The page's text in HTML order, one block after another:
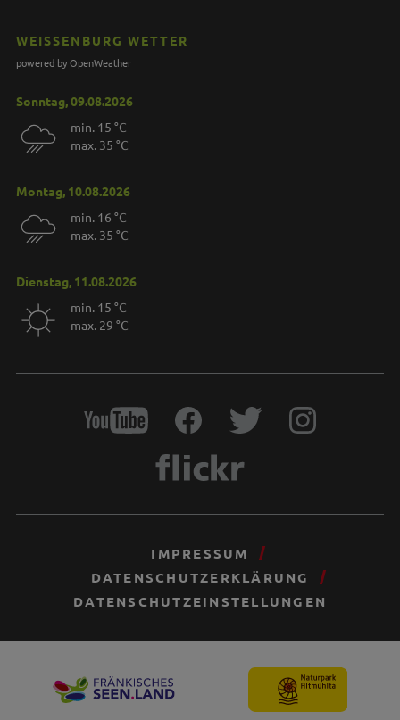
WEISSENBURG WETTER
powered by OpenWeather
Sonntag, 09.08.2026
min. 15 °C
max. 35 °C
Montag, 10.08.2026
min. 16 °C
max. 35 °C
Dienstag, 11.08.2026
min. 15 °C
max. 29 °C
IMPRESSUM
DATENSCHUTZERKLÄRUNG
DATENSCHUTZEINSTELLUNGEN